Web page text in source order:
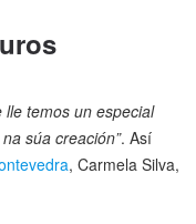
temos un especial
súa creación”. Así
, Carmela Silva,